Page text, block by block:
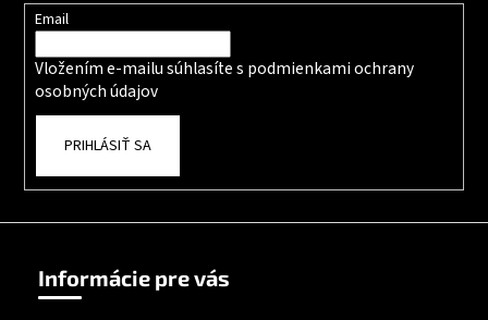
Email
Vložením e-mailu súhlasíte s podmienkami ochrany
osobných údajov
PRIHLÁSIŤ SA
Informácie pre vás